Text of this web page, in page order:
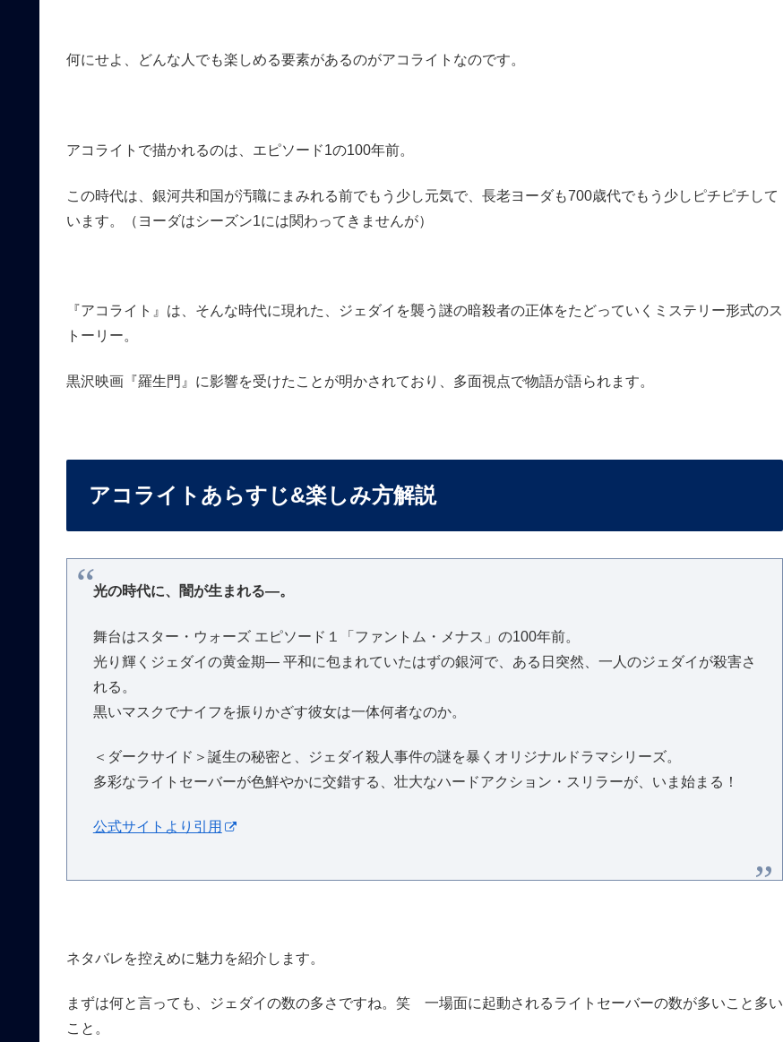
何にせよ、どんな人でも楽しめる要素があるのがアコライトなのです。
アコライトで描かれるのは、エピソード1の100年前。
この時代は、銀河共和国が汚職にまみれる前でもう少し元気で、長老ヨーダも700歳代でもう少しピチピチして
います。（ヨーダはシーズン1には関わってきませんが）
『アコライト』は、そんな時代に現れた、ジェダイを襲う謎の暗殺者の正体をたどっていくミステリー形式のス
トーリー。
黒沢映画『羅生門』に影響を受けたことが明かされており、多面視点で物語が語られます。
アコライトあらすじ&楽しみ方解説
光の時代に、闇が生まれる―。
舞台はスター・ウォーズ エピソード１「ファントム・メナス」の100年前。
光り輝くジェダイの黄金期― 平和に包まれていたはずの銀河で、ある日突然、一人のジェダイが殺害さ
れる。
黒いマスクでナイフを振りかざす彼女は一体何者なのか。
＜ダークサイド＞誕生の秘密と、ジェダイ殺人事件の謎を暴くオリジナルドラマシリーズ。
多彩なライトセーバーが色鮮やかに交錯する、壮大なハードアクション・スリラーが、いま始まる！
公式サイトより引用
ネタバレを控えめに魅力を紹介します。
まずは何と言っても、ジェダイの数の多さですね。笑 一場面に起動されるライトセーバーの数が多いこと多い
こと。